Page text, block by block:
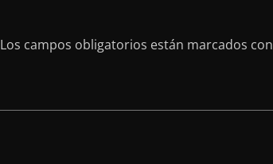
Los campos obligatorios están marcados con